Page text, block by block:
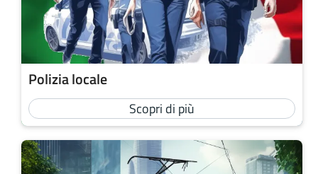
Polizia locale
Scopri di più